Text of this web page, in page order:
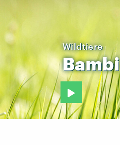
Wildtiere
Bambi